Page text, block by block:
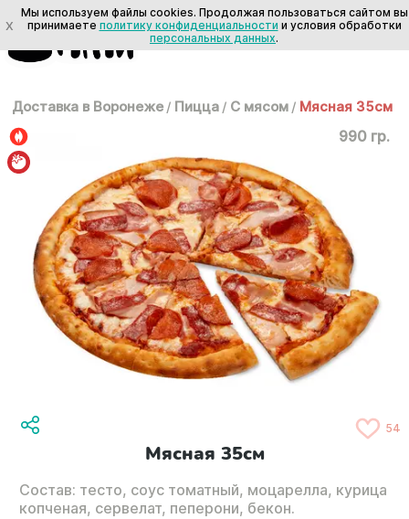
Доставка в Воронеже / Пицца / С мясом / Мясная 35см
990 гр.
54
Мясная 35см
Состав: тесто, соус томатный, моцарелла, курица
копченая, сервелат, пеперони, бекон.
X
Мы используем файлы cookies. Продолжая пользоваться сайтом вы
принимаете политику конфиденциальности и условия обработки
персональных данных.